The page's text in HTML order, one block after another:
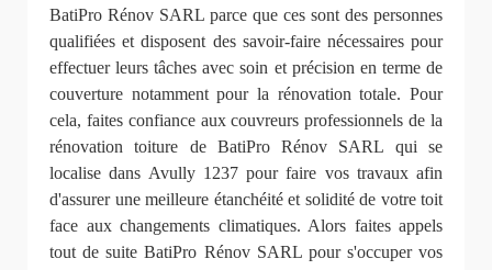
BatiPro Rénov SARL parce que ces sont des personnes
qualifiées et disposent des savoir-faire nécessaires pour
effectuer leurs tâches avec soin et précision en terme de
couverture notamment pour la rénovation totale. Pour
cela, faites confiance aux couvreurs professionnels de la
rénovation toiture de BatiPro Rénov SARL qui se
localise dans Avully 1237 pour faire vos travaux afin
d'assurer une meilleure étanchéité et solidité de votre toit
face aux changements climatiques. Alors faites appels
tout de suite BatiPro Rénov SARL pour s'occuper vos